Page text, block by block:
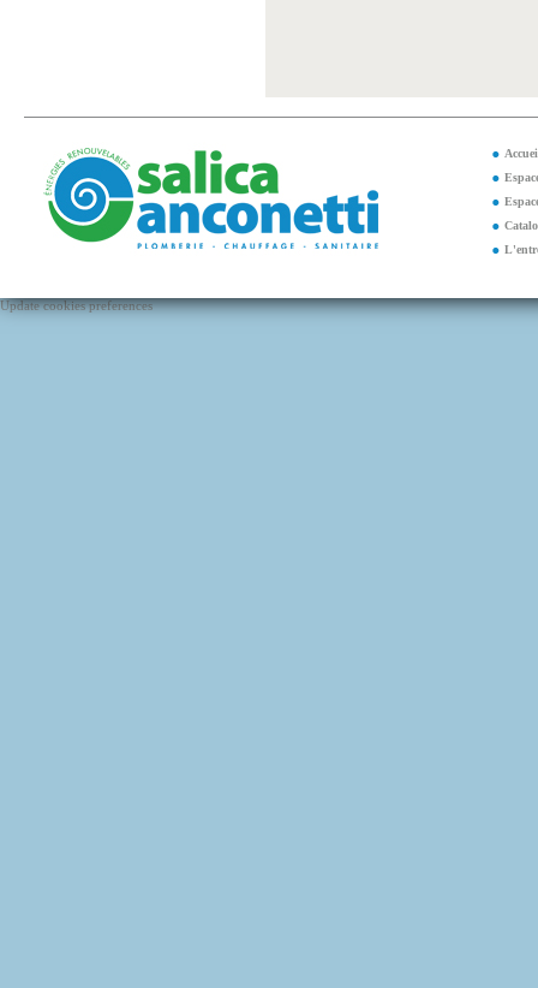
Update cookies preferences